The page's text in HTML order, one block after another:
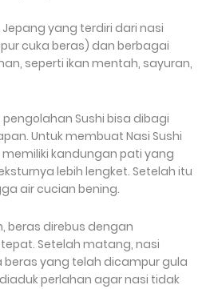
yang terdiri dari nasi
cuka beras) dan berbagai
seperti ikan mentah, sayuran,
Sushi bisa dibagi
Untuk membuat Nasi Sushi
kandungan pati yang
lebih lengket. Setelah itu
air cucian bening.
beras direbus dengan
Setelah matang, nasi
yang telah dicampur gula
perlahan agar nasi tidak